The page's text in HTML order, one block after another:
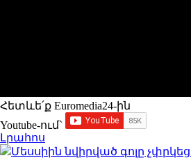
Հետևե՛ք Euromedia24-ին
Youtube-ում`
Լրահոս
Մեսսիին նվիրված գոլը